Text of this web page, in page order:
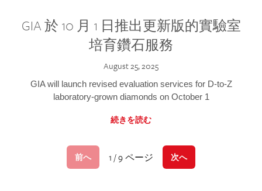
GIA 於 10 月 1 日推出更新版的實驗室
培育鑽石服務
August 25, 2025
GIA will launch revised evaluation services for D-to-Z
laboratory-grown diamonds on October 1
続きを読む
前へ 1 / 9 ページ 次へ